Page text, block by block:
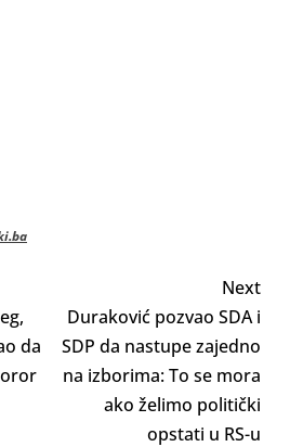
da
Next
Duraković pozvao SDA i
SDP da nastupe zajedno
na izborima: To se mora
ako želimo politički
opstati u RS-u